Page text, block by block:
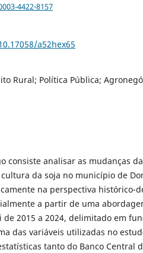
4422-8157
a52hex65
Rural; Política Pública;
consiste analisar as mudanças
da soja no município de
na perspectiva histórico-
a partir de uma
2015 a 2024, delimitado em
das variáveis utilizadas no
tanto do Banco Central